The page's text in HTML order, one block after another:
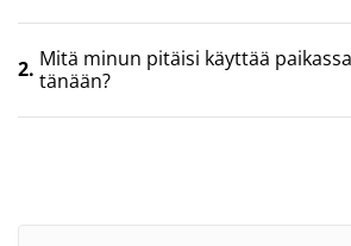
2. Mitä minun pitäisi käyttää
tänään?